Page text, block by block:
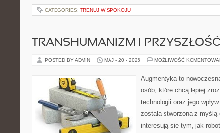
CATEGORIES: TRENUJ W SPOKOJU
TRANSHUMANIZM I
POSTED BY ADMIN MAJ - 20 - 2026 MOŻLIWOŚĆ
Augmentyka to
osób, które chcą lepiej
technologii oraz jego
została stworzona z
interesują się tym, jak